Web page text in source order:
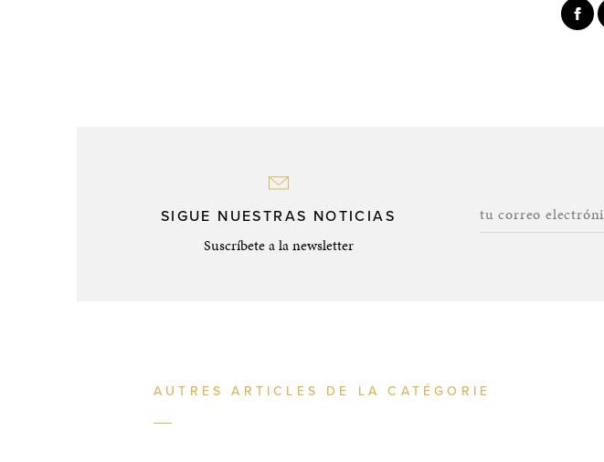
SIGUE NUESTRAS NOTICIAS
Suscríbete a la newsletter
tu correo
AUTRES ARTICLES DE LA CATÉGORIE